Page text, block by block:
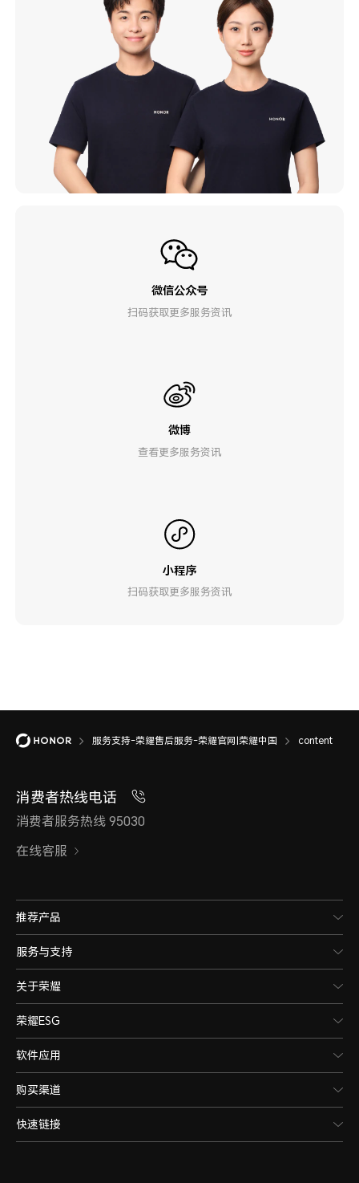
微信公众号
扫码获取更多服务资讯
微博
查看更多服务资讯
小程序
扫码获取更多服务资讯
服务支持-荣耀售后服务-荣耀官网|荣耀中国 content
消费者热线电话
消费者服务热线 95030
在线客服
推荐产品
服务与支持
关于荣耀
荣耀ESG
软件应用
购买渠道
快速链接